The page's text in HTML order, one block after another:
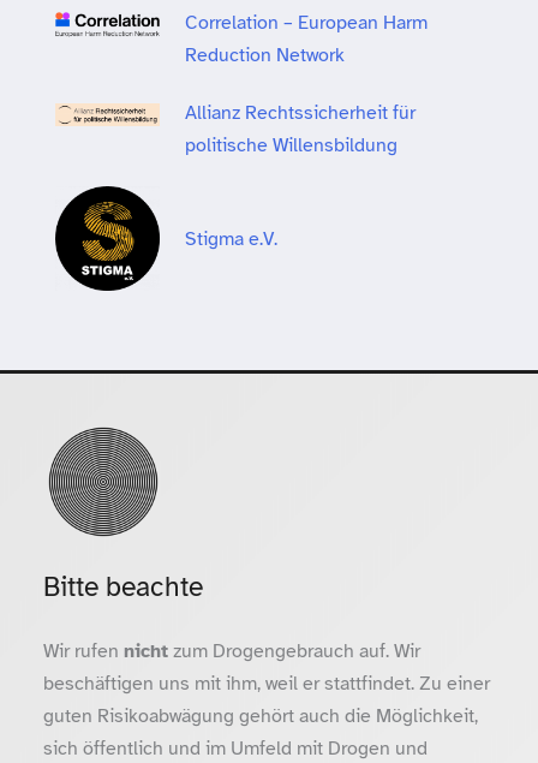
Correlation – European Harm
Reduction Network
Allianz Rechtssicherheit für
politische Willensbildung
Stigma e.V.
Bitte beachte
Wir rufen nichtzum Drogengebrauch auf. Wir
beschäftigen uns mit ihm, weil er stattfindet. Zu einer
guten Risikoabwägung gehört auch die Möglichkeit,
sich öffentlich und im Umfeld mit Drogen und